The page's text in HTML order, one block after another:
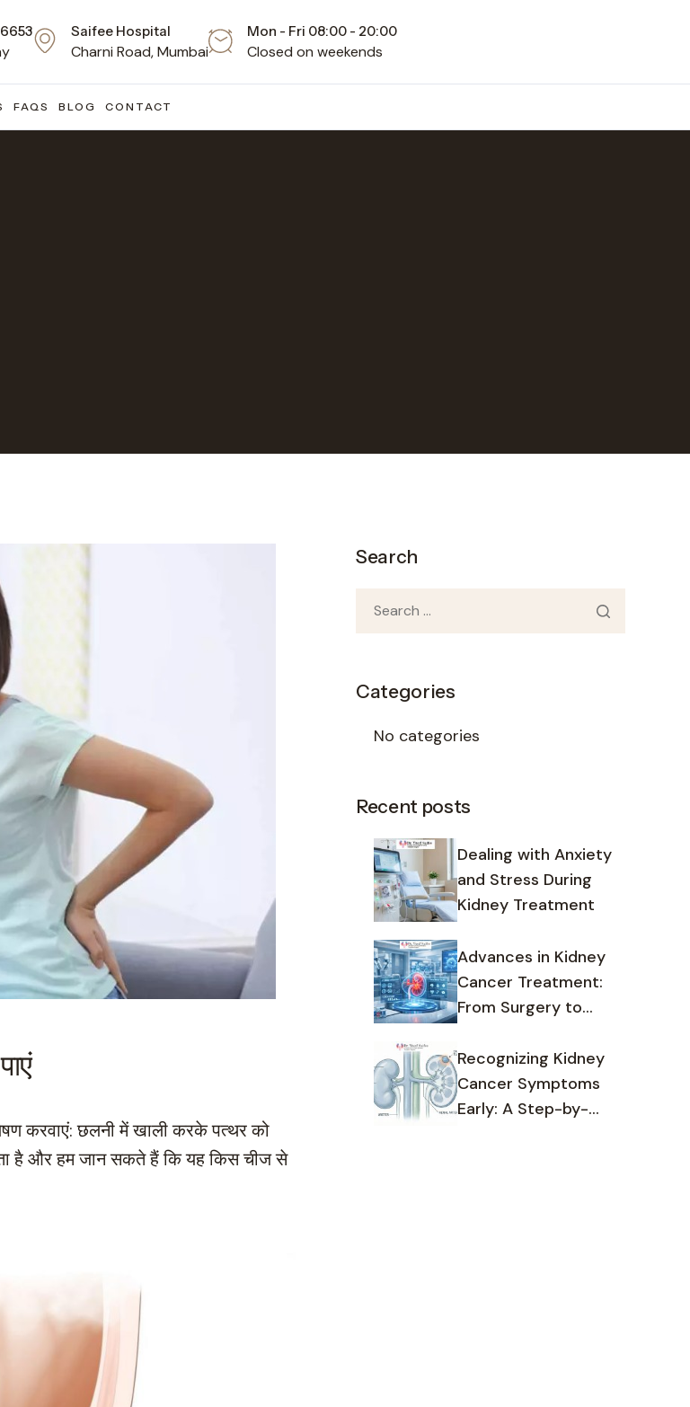
Saifee Hospital
Charni Road, Mumbai
Mon - Fri 08:00 - 20:00
Closed on weekends
FAQS BLOG CONTACT
करवाएं: छलनी में खाली करके पत्थर को
है और हम जान सकते हैं कि यह किस चीज से
Search
Categories
No categories
Recent posts
Dealing with Anxiety
and Stress During
Kidney Treatment
Advances in Kidney
Cancer Treatment:
From Surgery to
Recognizing Kidney
Cancer Symptoms
Early: A Step-by-